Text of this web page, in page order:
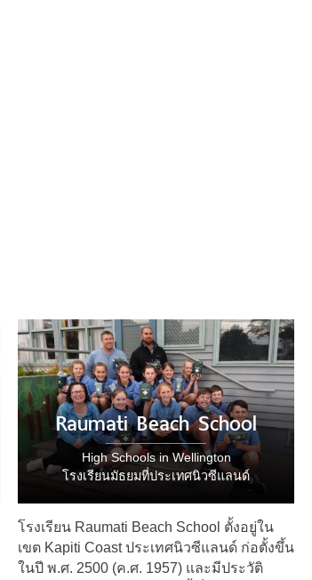
Raumati Beach School
High Schools in Wellington
โรงเรียนมัธยมที่ประเทศนิวซีแลนด์
โรงเรียน Raumati Beach School ตั้งอยู่ใน
เขต Kapiti Coast ประเทศนิวซีแลนด์ ก่อตั้งขึ้น
ในปี พ.ศ. 2500 (ค.ศ. 1957) และมีประวัติ